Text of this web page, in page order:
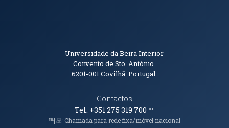
Informações de Contacto
Universidade da Beira Interior
Convento de Sto. António.
6201-001Covilhã. Portugal.
Contactos
Tel. +351 275 319 700℡
℡|☏ Chamada para rede fixa/móvel nacional